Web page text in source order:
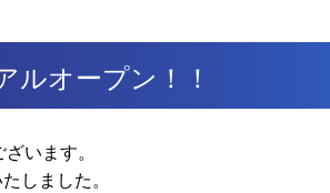
ルオープン！！
います。
しました。